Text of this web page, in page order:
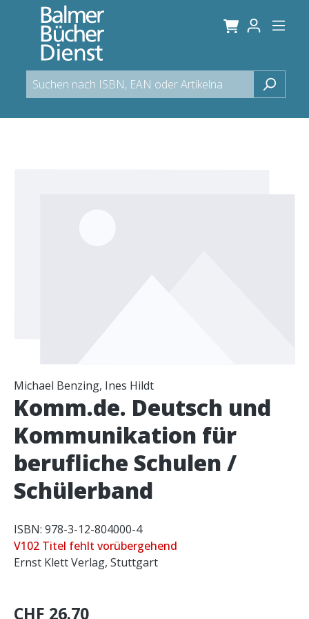
springen
Michael Benzing, Ines Hildt
Komm.de. Deutsch und
Kommunikation für
berufliche Schulen /
Schülerband
ISBN: 978-3-12-804000-4
V102 Titel fehlt vorübergehend
Ernst Klett Verlag, Stuttgart
CHF 26.70